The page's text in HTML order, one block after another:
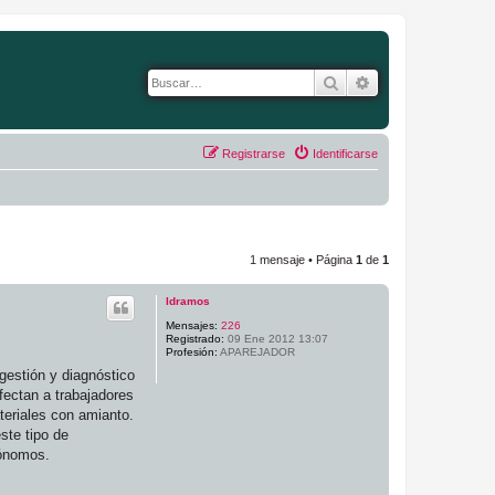
Buscar
Identificarse
Registrarse
1 mensaje • Página 1 de 1
ldramos
Mensajes: 226
Registrado: 09 Ene 2012 13:07
Profesión: APAREJADOR
y diagnóstico
a trabajadores
con amianto.
tipo de